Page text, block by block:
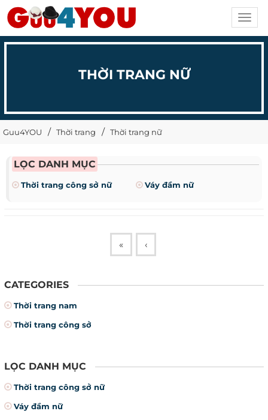
THỜI TRANG NỮ
Guu4YOU Thời trang Thời trang nữ
LỌC DANH MỤC
Thời trang công sở nữ Váy đầm nữ
« ‹
CATEGORIES
Thời trang nam
Thời trang công sở
LỌC DANH MỤC
Thời trang công sở nữ
Váy đầm nữ